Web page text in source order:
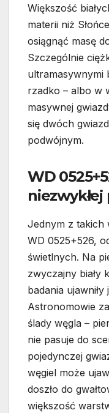
Większość
materii niż
osiągnąć masę
Szczególnie
ultramasywnymi
rzadko – albo w
masywnej
się dwóch
podwójnym.
WD
niezwykłej
Jednym z takich
WD 0525+526,
świetlnych. Na
zwyczajny biały
badania
Astronomowie
ślady węgla –
nie pasuje do
pojedynczej
węgiel może
doszło do
większość